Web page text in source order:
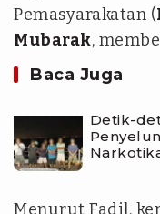
Pemasyarakatan (
Mubarak,
Baca Juga
Detik-
Menurut Fadil,